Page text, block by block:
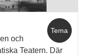
Tema
och
Teatern. Där